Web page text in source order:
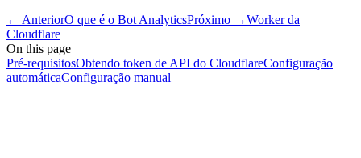
← AnteriorO que é o Bot AnalyticsPróximo →Worker da
Cloudflare
On this page
Pré-requisitosObtendo token de API do CloudflareConfiguração
automáticaConfiguração manual